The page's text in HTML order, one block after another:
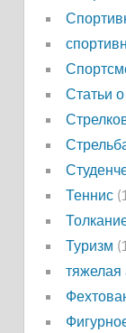
Статьи
Теннис
Туризм
тяжелая